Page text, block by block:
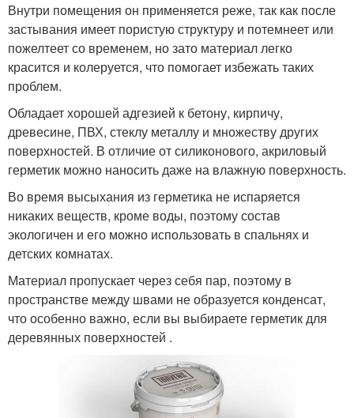
Внутри помещения он применяется реже, так как после
застывания имеет пористую структуру и потемнеет или
пожелтеет со временем, но зато материал легко
красится и колеруется, что помогает избежать таких
проблем.
Обладает хорошей адгезией к бетону, кирпичу,
древесине, ПВХ, стеклу металлу и множеству других
поверхностей. В отличие от силиконового, акриловый
герметик можно наносить даже на влажную поверхность.
Во время высыхания из герметика не испаряется
никаких веществ, кроме воды, поэтому состав
экологичен и его можно использовать в спальнях и
детских комнатах.
Материал пропускает через себя пар, поэтому в
пространстве между швами не образуется конденсат,
что особенно важно, если вы выбираете герметик для
деревянных поверхностей .